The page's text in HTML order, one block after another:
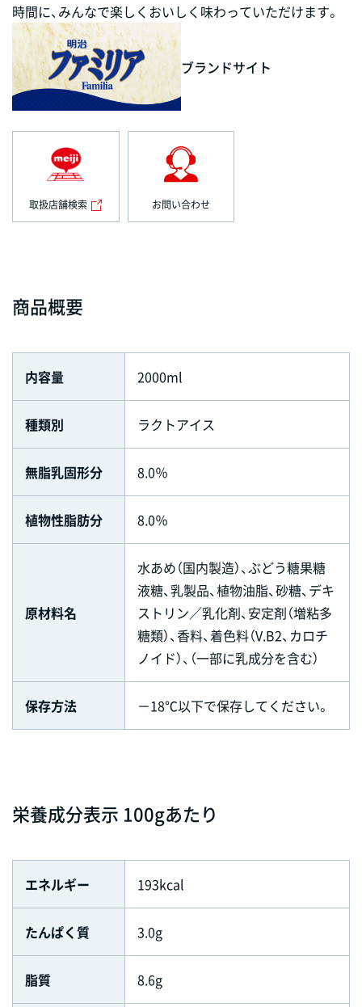
時間に、みんなで楽しくおいしく味わっていただけます。
ブランドサイト
取扱店舗検索 お問い合わせ
商品概要
内容量 2000ml
種類別 ラクトアイス
無脂乳固形分 8.0％
植物性脂肪分 8.0％
原材料名
水あめ（国内製造）、ぶどう糖果糖
液糖、乳製品、植物油脂、砂糖、デキ
ストリン／乳化剤、安定剤（増粘多
糖類）、香料、着色料（V.B2、カロチ
ノイド）、（一部に乳成分を含む）
保存方法 －18℃以下で保存してください。
栄養成分表示 100gあたり
エネルギー 193kcal
たんぱく質 3.0g
脂質 8.6g